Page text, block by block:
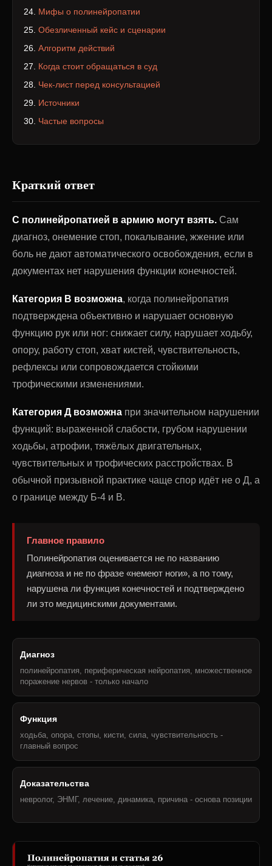
Мифы о полинейропатии
Обезличенный кейс и сценарии
Алгоритм действий
Когда стоит обращаться в суд
Чек-лист перед консультацией
Источники
Частые вопросы
Краткий ответ
С полинейропатией в армию могут взять. Сам
диагноз, онемение стоп, покалывание, жжение или
боль не дают автоматического освобождения, если в
документах нет нарушения функции конечностей.
Категория В возможна, когда полинейропатия
подтверждена объективно и нарушает основную
функцию рук или ног: снижает силу, нарушает ходьбу,
опору, работу стоп, хват кистей, чувствительность,
рефлексы или сопровождается стойкими
трофическими изменениями.
Категория Д возможна при значительном нарушении
функций: выраженной слабости, грубом нарушении
ходьбы, атрофии, тяжёлых двигательных,
чувствительных и трофических расстройствах. В
обычной призывной практике чаще спор идёт не о Д, а
о границе между Б-4 и В.
Главное правило
Полинейропатия оценивается не по названию
диагноза и не по фразе «немеют ноги», а по тому,
нарушена ли функция конечностей и подтверждено
ли это медицинскими документами.
Диагноз
полинейропатия, периферическая нейропатия, множественное
поражение нервов - только начало
Функция
ходьба, опора, стопы, кисти, сила, чувствительность -
главный вопрос
Доказательства
невролог, ЭНМГ, лечение, динамика, причина - основа позиции